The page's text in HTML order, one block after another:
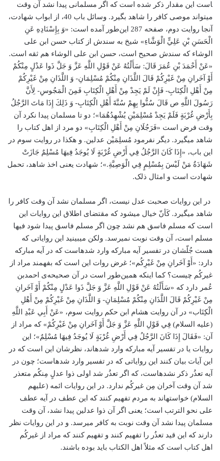
است این مقدار ذکر شده‌ است که اگر مسلمانی پیدا نشد آن وقت
می­تواند موصی کافر را شاهد بگیرد. وسائل باب 40، از ابواب شهادت،
آنجا روایت دوم، صفحه 287 این‌طور آمده است: «وَ بِإِسْنَادِهِ عَنِ
الْحَسَنِ بْنِ عَلِيٍّ الْوَشَّاءِ» شیخ به سندش از کتاب حسن ا‌بن علی
الوشاء که سندش صحیح است، حسن ا‌بن علی الوشاء هم ثقه است.
«عَنْ أَحْمَدَ بْنِ عُمَرَ قَالَ: سَأَلْتُهُ عَنْ قَوْلِ اللَّهِ عَزَّ وَ جَلَّ ذَوا عَدْلٍ مِنْكُمْ
أَوْ آخَرانِ مِنْ غَيْرِكُمْ قَالَ اللَّذَانِ مِنْكُمْ مُسْلِمَانِ- وَ اللَّذَانِ مِنْ غَيْرِكُمْ
مِنْ أَهْلِ الْكِتَابِ- فَإِنْ لَمْ يَجِدْ مِنْ أَهْلِ الْكِتَابِ فَمِنَ الْمَجُوسِ- لِأَنَّ
رَسُولَ اللَّهِ ص قَالَ سُنُّوا بِهِمْ سُنَّةَ أَهْلِ الْكِتَابِ- وَ ذَلِكَ إِذَا مَاتَ الرَّجُلُ
بِأَرْضِ غُرْبَةٍ فَلَمْ يَجِدْ مُسْلِمَيْنِ يُشْهِدُهُمَا»؛ دو تا مسلمان پیدا نکرد آن
وقت فرض است «فَرَجُلَانِ مِنْ أَهْلِ الْكِتَابِ» دو مرد از اهل کتاب را
شاهد می­گیرد. دیگر نفرمود مُسلِمَیْن عدلین. و هکذا در روایت سوم در
این باب، «إِذَا كَانَ الرَّجُلُ فِي أَرْضِ غُرْبَةٍ لَا يُوجَدُ فِيهَا مُسْلِمٌ جَازَتْ
شَهَادَةُ مَنْ لَيْسَ بِمُسْلِمٍ فِي الْوَصِيَّةِ.»؛ شهادت یعنی اخذ شاهد، تحمل
شهادت است و امثال ذلک.
در این روایات صحبت عدل نیست، اگر مسلمان نشد آن وقت کافر را
شاهد می­گیرد. کَأنّ خیال می­شود که مقتضای اطلاق این روایات این
است که مسلم فاسق هم نشد چون اگر مسلم فاسق پیدا شود فیها
مسلم است، آن وقت نوبت نمی­رسد. ولکن می­بینید این روایاتی که
هست جُلّشان در تفسیر آیه مبارکه وارد شده­است که در آیه مبارکه
دارد: «أَوْ آخَرانِ مِنْ غَيْرِكُم‏»؛ غرض روات این است که بفهمند مراد از
غیرکُم چیست؟ کما اینکه همین‌طور است در آن صحیحه‌ی احمد‌بن
عُمر دارد که «سَأَلْتُهُ عَنْ قَوْلِ اللَّهِ عَزَّ وَ جَلَّ ذَوا عَدْلٍ مِنْكُمْ أَوْ آخَرانِ
مِنْ غَيْرِكُمْ قَالَ اللَّذَانِ مِنْكُمْ مُسْلِمَانِ- وَ اللَّذَانِ مِنْ غَيْرِكُمْ مِنْ أَهْلِ
الْكِتَاب»‏ در آن روایت هشام‌ ابن حکم روایت سوم، «عَنْ أَبِي عَبْدِ اللَّهِ
(علیه السلام) فِي قَوْلِ اللَّهِ عَزَّ وَ جَلَّ أَوْ آخَرانِ مِنْ غَيْرِكُمْ» كه مراد از
آن: «فَقَالَ إِذَا كَانَ الرَّجُلُ فِي أَرْضِ غُرْبَةٍ لَا يُوجَدُ فِيهَا مُسْلِمٌ»؛ این
روایات یا در تفسیر آیه مبارکه وارد شده­اند، نظرشان این است که در
این آیات بیان کنند این روایاتی که در تفسیر وارد شده­است؛ چون در
آیه تعذُر ذکر نشده­است، که اگر تعذُر شد اولی ذوا عدلٍ مِنکُم متعذر
شد آن وقت آخران مِن غیرکُم ندارد. در این روایات ائمه (علیهم
السلام) خواسته­اند به مردم تفهیم کنند که این عطف در آیه عطف
علی نحو الترتب است؛ یعنی اگر آن ذوا عدلین پیدا نشد، آن وقت
مسلمان پیدا نشد آن وقت نوبت به کافر می­رسد. و در این روایات نظر
دارند که این قید تعذُر را تفهیم کنند و تفهیم کنند که مراد از غیرکُم
اهل کتاب است که مثلاً اهل الکتاب باید بوده ­باشند.